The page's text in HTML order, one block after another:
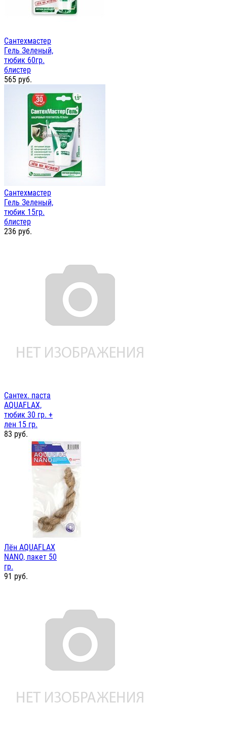
Сантехмастер
Гель Зеленый,
тюбик 60гр.
блистер
565 руб.
Сантехмастер
Гель Зеленый,
тюбик 15гр.
блистер
236 руб.
Сантех. паста
AQUAFLAX,
тюбик 30 гр. +
лен 15 гр.
83 руб.
Лён AQUAFLAX
NANO, пакет 50
гр.
91 руб.